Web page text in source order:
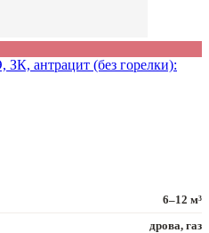
антрацит (без горелки):
6–12 м³
дрова, газ